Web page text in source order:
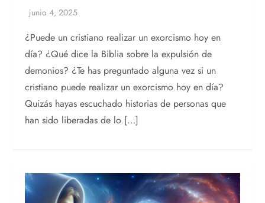
¿Puede un cristiano realizar un exorcismo hoy en
día? ¿Qué dice la Biblia sobre la expulsión de
demonios? ¿Te has preguntado alguna vez si un
cristiano puede realizar un exorcismo hoy en día?
Quizás hayas escuchado historias de personas que
han sido liberadas de lo […]